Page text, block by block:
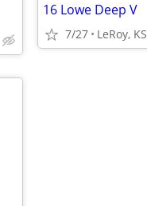
16 Lowe Deep V
7/27 LeRoy, KS